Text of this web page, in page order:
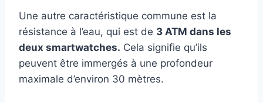
Une autre caractéristique commune est la
résistance à l’eau, qui est de 3 ATM dans les
deux smartwatches. Cela signifie qu’ils
peuvent être immergés à une profondeur
maximale d’environ 30 mètres.